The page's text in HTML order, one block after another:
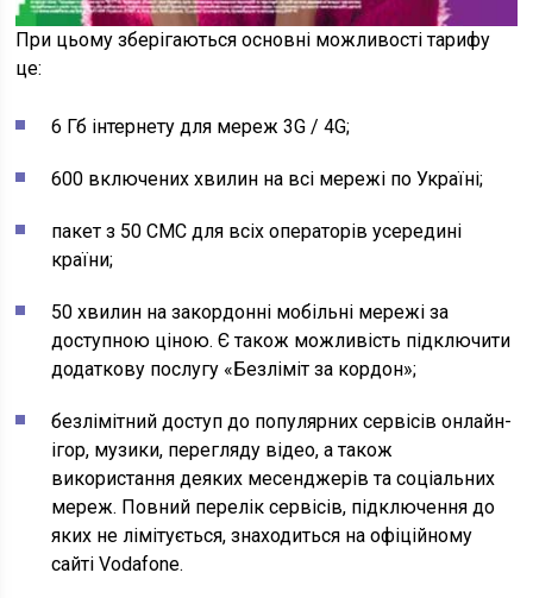
При цьому зберігаються основні можливості тарифу
це:
6 Гб інтернету для мереж 3G / 4G;
600 включених хвилин на всі мережі по Україні;
пакет з 50 СМС для всіх операторів усередині
країни;
50 хвилин на закордонні мобільні мережі за
доступною ціною. Є також можливість підключити
додаткову послугу «Безліміт за кордон»;
безлімітний доступ до популярних сервісів онлайн-
ігор, музики, перегляду відео, а також
використання деяких месенджерів та соціальних
мереж. Повний перелік сервісів, підключення до
яких не лімітується, знаходиться на офіційному
сайті Vodafone.